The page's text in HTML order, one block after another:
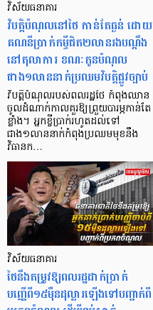
វិស័យធនាគារ
វិបត្តិបំណុល​នៅថៃ កាន់តែធ្ងន់ ដោយ
គណនីប្រាក់កម្ចីជិត២លានរងបណ្តឹង
នៅតុលាការ ខណៈកូនបំណុល
ជាង១លាននាក់ប្រឈមវិបត្តិផ្លូវច្បាប់
វិបត្តិបំណុលរបស់ពលរដ្ឋថៃ កំពុងឈាន
ចូលដំណាក់កាលគួរឱ្យព្រួយបារម្ភកាន់តែ
ខ្លាំង។ អ្នកខ្ចីប្រាក់​រហូតដល់​ទៅ
ជាង១លាននាក់កំពុងប្រឈមមុខនឹង
វិធានក…
វិស័យធនាគារ
ថៃនឹងតម្រូវឱ្យពលរដ្ឋដាក់ប្រាក់
បញ្ញើពី១៥ម៉ឺនដុល្លារឡើងទៅបញ្ជាក់ពី